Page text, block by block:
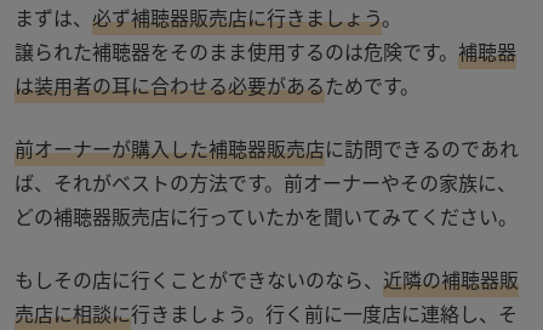
まずは、 必ず補聴器販売店に行きましょう。
譲られた補聴器をそのまま使用するのは危険です。 補聴器
は装用者の耳に合わせる必要があるためです。
前オーナーが購入した補聴器販売店に訪問できるのであれ
ば、それがベストの方法です。前オーナーやその家族に、
どの補聴器販売店に行っていたかを聞いてみてください。
もしその店に行くことができないのなら、 近隣の補聴器販
売店に相談に行きましょう。行く前に一度店に連絡し、そ